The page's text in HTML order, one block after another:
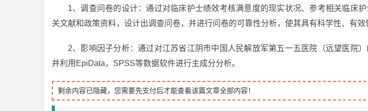
1、调查问卷的设计：通过对临床护士绩效考核满意度的现实状况、参考相关临床
关文献和政策资料，设计出调查问卷，并进行问卷的可靠性分析，使其具有科学性、有效
2、影响因子分析：通过对江苏省江阴市中国人民解放军第五一五医院（远望医院）
并利用EpiData，SPSS等数据软件进行主成分分析。
剩余内容已隐藏，您需要先支付后才能查看该篇文章全部内容！